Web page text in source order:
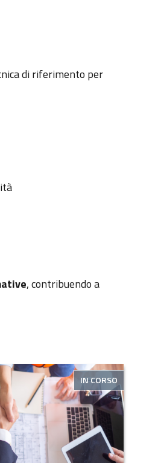
di riferimento per
, contribuendo a
IN CORSO